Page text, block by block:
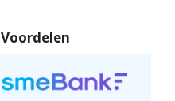
Voordelen